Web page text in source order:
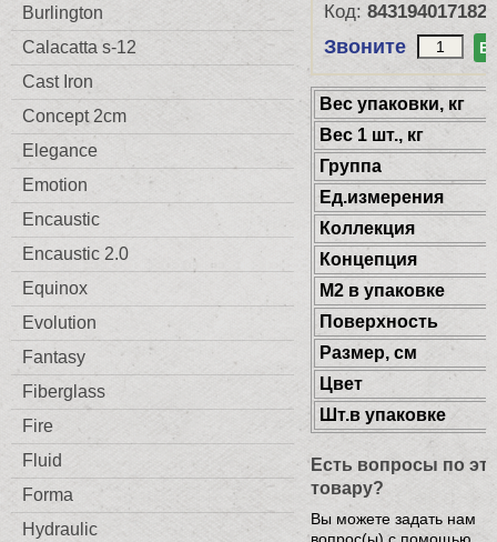
Burlington
Calacatta s-12
Cast Iron
Concept 2cm
Elegance
Emotion
Encaustic
Encaustic 2.0
Equinox
Evolution
Fantasy
Fiberglass
Fire
Fluid
Forma
Hydraulic
Код: 8431940171826
Звоните В
Веc упаковки, кг
Вес 1 шт., кг
Группа
Ед.измерения
Коллекция
Концепция
М2 в упаковке
Поверхность
Размер, см
Цвет
Шт.в упаковке
Есть вопросы по
товару?
Вы можете задать нам